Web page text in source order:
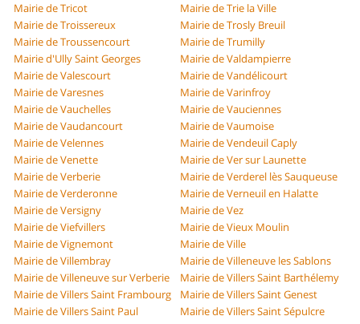
Mairie de Tricot
Mairie de Trie la Ville
Mairie de Troissereux
Mairie de Trosly Breuil
Mairie de Troussencourt
Mairie de Trumilly
Mairie d'Ully Saint Georges
Mairie de Valdampierre
Mairie de Valescourt
Mairie de Vandélicourt
Mairie de Varesnes
Mairie de Varinfroy
Mairie de Vauchelles
Mairie de Vauciennes
Mairie de Vaudancourt
Mairie de Vaumoise
Mairie de Velennes
Mairie de Vendeuil Caply
Mairie de Venette
Mairie de Ver sur Launette
Mairie de Verberie
Mairie de Verderel lès Sauqueuse
Mairie de Verderonne
Mairie de Verneuil en Halatte
Mairie de Versigny
Mairie de Vez
Mairie de Viefvillers
Mairie de Vieux Moulin
Mairie de Vignemont
Mairie de Ville
Mairie de Villembray
Mairie de Villeneuve les Sablons
Mairie de Villeneuve sur Verberie
Mairie de Villers Saint Barthélemy
Mairie de Villers Saint Frambourg
Mairie de Villers Saint Genest
Mairie de Villers Saint Paul
Mairie de Villers Saint Sépulcre